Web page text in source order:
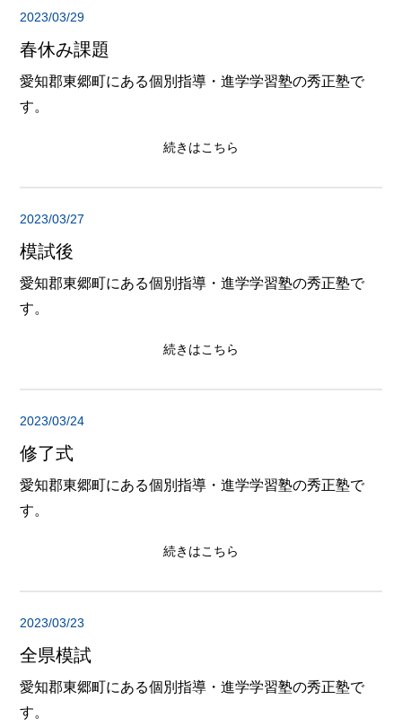
2023/03/29
春休み課題
愛知郡東郷町にある個別指導・進学学習塾の秀正塾で
す。
続きはこちら
2023/03/27
模試後
愛知郡東郷町にある個別指導・進学学習塾の秀正塾で
す。
続きはこちら
2023/03/24
修了式
愛知郡東郷町にある個別指導・進学学習塾の秀正塾で
す。
続きはこちら
2023/03/23
全県模試
愛知郡東郷町にある個別指導・進学学習塾の秀正塾で
す。